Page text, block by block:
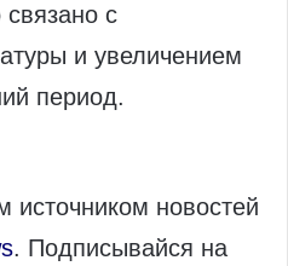
с
и увеличением
период.
источником новостей
. Подписывайся на